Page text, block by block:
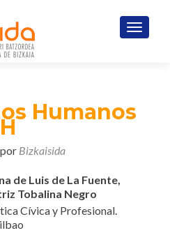
Humanos
por Bizkaisida
de Luis de La Fuente,
Tobalina Negro
Cívica y Profesional.